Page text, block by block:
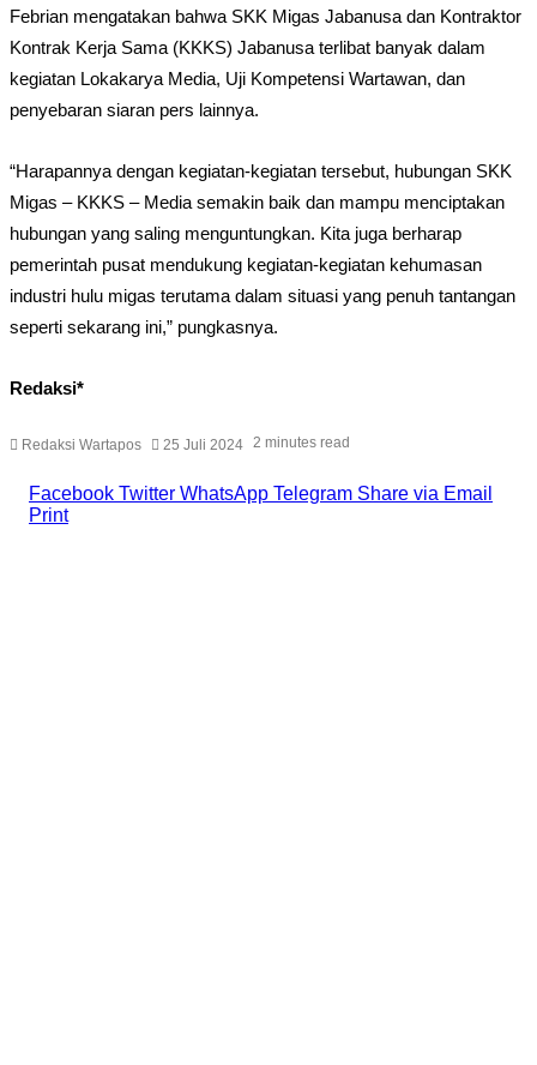
Febrian mengatakan bahwa SKK Migas Jabanusa dan Kontraktor
Kontrak Kerja Sama (KKKS) Jabanusa terlibat banyak dalam
kegiatan Lokakarya Media, Uji Kompetensi Wartawan, dan
penyebaran siaran pers lainnya.
“Harapannya dengan kegiatan-kegiatan tersebut, hubungan SKK
Migas – KKKS – Media semakin baik dan mampu menciptakan
hubungan yang saling menguntungkan. Kita juga berharap
pemerintah pusat mendukung kegiatan-kegiatan kehumasan
industri hulu migas terutama dalam situasi yang penuh tantangan
seperti sekarang ini,” pungkasnya.
Redaksi*
Redaksi Wartapos 25 Juli 2024 2 minutes read
Facebook Twitter WhatsApp Telegram Share via Email
Print